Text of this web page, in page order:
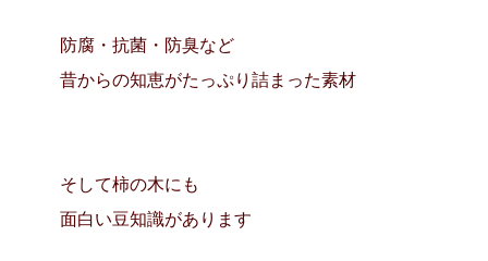
防腐・抗菌・防臭など
昔からの知恵がたっぷり詰まった素材
そして柿の木にも
面白い豆知識があります